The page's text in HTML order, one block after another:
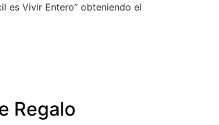
es Vivir Entero” obteniendo el
Regalo